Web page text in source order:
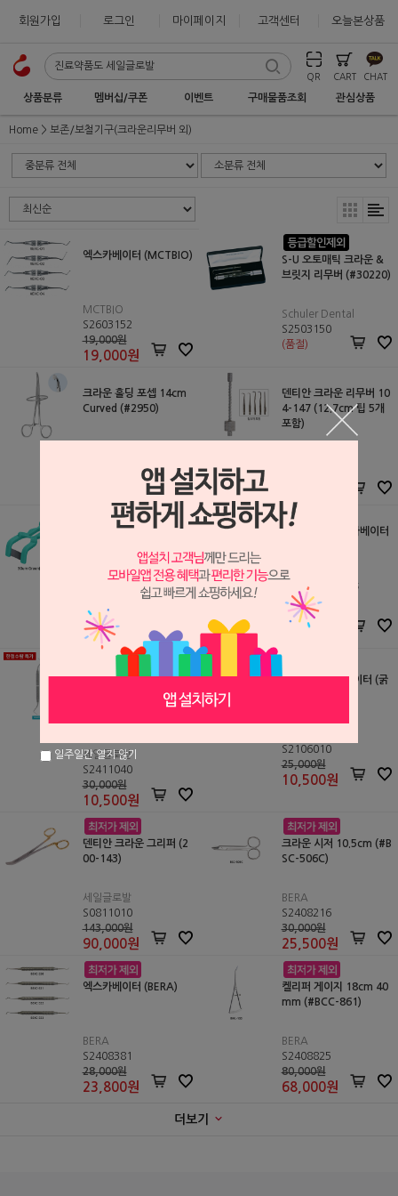
회원가입 로그인 마이페이지 고객센터 오늘본상품
QR CART CHAT
상품분류 멤버십/쿠폰 이벤트 구매물품조회 관심상품
Home 보존/보철기구(크라운리무버 외)
엑스카베이터 (MCTBIO)
MCTBIO
S2603152
19,000원
19,000원
S-U 오토매틱 크라운 &
브릿지 리무버 (#30220)
Schuler Dental
S2503150
(품절)
크라운 홀딩 포셉 14cm
Curved (#2950)
덴티안 크라운 리무버 10
4-147 (12.7cm 팁 5개
포함)
53,000원
53,000
LM 라운드 엑스카베이터
LM-Instruments
S2507916
69,800원
69,800
덴티안 엑스카베이터 (굵
세일글로발
S2411040
30,000원
10,500원
덴티안 엑스카베이터 (굵
S2106010
25,000원
10,500원
덴티안 크라운 그리퍼 (2
00-143)
세일글로발
S0811010
143,000원
90,000원
크라운 시저 10.5cm (#B
SC-506C)
BERA
S2408216
30,000원
25,500원
엑스카베이터 (BERA)
BERA
S2408381
28,000원
23,800원
켈리퍼 게이지 18cm 40
mm (#BCC-861)
BERA
S2408825
80,000원
68,000원
더보기
일주일간 열지 않기